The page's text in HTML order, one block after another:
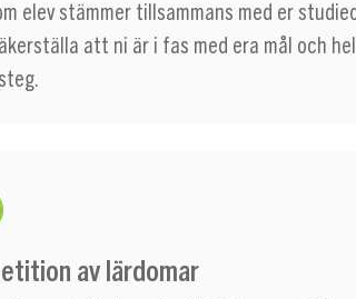
elev stämmer tillsammans med er
att ni är i fas med era mål och
av lärdomar